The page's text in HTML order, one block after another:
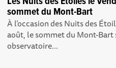
sommet du Mont-Bart
À l’occasion des Nuits des
août, le sommet du Mont-
observatoire...